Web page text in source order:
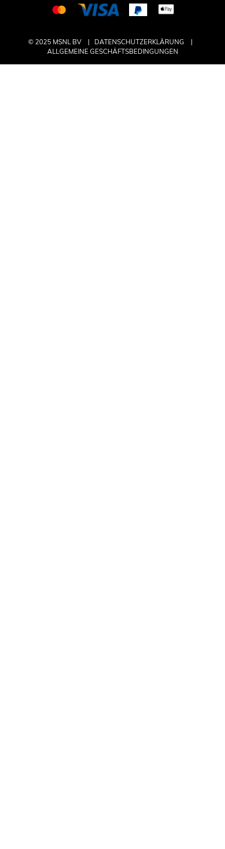
© 2025 MSNL BV
DATENSCHUTZERKLÄRUNG
ALLGEMEINE GESCHÄFTSBEDINGUNGEN